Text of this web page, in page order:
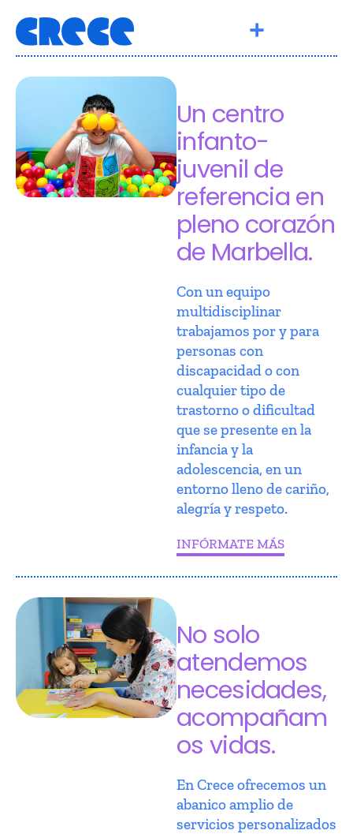
Un centro
infanto-
juvenil de
referencia en
pleno corazón
de Marbella.
Con un equipo
multidisciplinar
trabajamos por y para
personas con
discapacidad o con
cualquier tipo de
trastorno o dificultad
que se presente en la
infancia y la
adolescencia, en un
entorno lleno de cariño,
alegría y respeto.
INFÓRMATE MÁS
No solo
atendemos
necesidades,
acompañam
os vidas.
En Crece ofrecemos un
abanico amplio de
servicios personalizados